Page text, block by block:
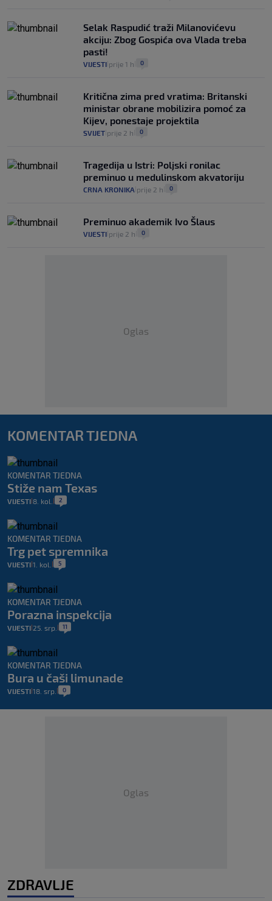
Selak Raspudić traži Milanovićevu
akciju: Zbog Gospića ova Vlada treba
pasti!
VIJESTI prije 1 h 0
Kritična zima pred vratima: Britanski
ministar obrane mobilizira pomoć za
Kijev, ponestaje projektila
SVIJET prije 2 h 0
Tragedija u Istri: Poljski ronilac
preminuo u medulinskom akvatoriju
CRNA KRONIKA prije 2 h 0
Preminuo akademik Ivo Šlaus
VIJESTI prije 2 h 0
Oglas
KOMENTAR TJEDNA
KOMENTAR TJEDNA
Stiže nam Texas
VIJESTI 8. kol. 2
KOMENTAR TJEDNA
Trg pet spremnika
VIJESTI 1. kol. 5
KOMENTAR TJEDNA
Porazna inspekcija
VIJESTI 25. srp. 11
KOMENTAR TJEDNA
Bura u čaši limunade
VIJESTI 18. srp. 0
Oglas
ZDRAVLJE